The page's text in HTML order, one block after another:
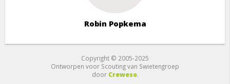
Robin Popkema
Copyright © 2005-2025
Ontworpen voor Scouting van Swietengroep
door Creweso.